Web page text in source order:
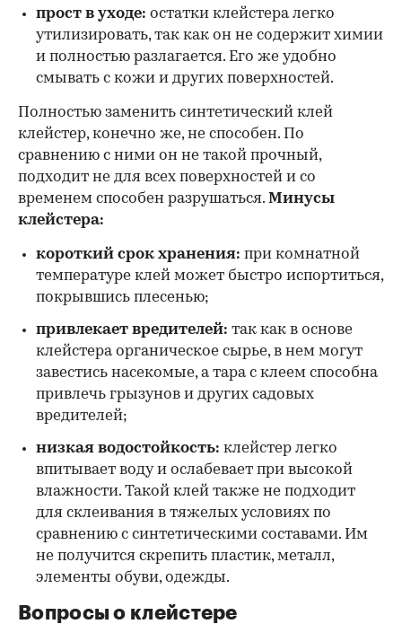
прост в уходе: остатки клейстера легко
утилизировать, так как он не содержит химии
и полностью разлагается. Его же удобно
смывать с кожи и других поверхностей.
Полностью заменить синтетический клей
клейстер, конечно же, не способен. По
сравнению с ними он не такой прочный,
подходит не для всех поверхностей и со
временем способен разрушаться. Минусы
клейстера:
короткий срок хранения: при комнатной
температуре клей может быстро испортиться,
покрывшись плесенью;
привлекает вредителей: так как в основе
клейстера органическое сырье, в нем могут
завестись насекомые, а тара с клеем способна
привлечь грызунов и других садовых
вредителей;
низкая водостойкость: клейстер легко
впитывает воду и ослабевает при высокой
влажности. Такой клей также не подходит
для склеивания в тяжелых условиях по
сравнению с синтетическими составами. Им
не получится скрепить пластик, металл,
элементы обуви, одежды.
Вопросы о клейстере